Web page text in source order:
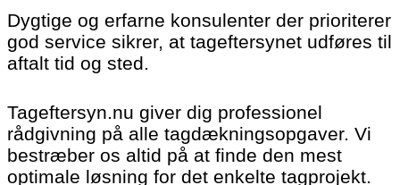
Dygtige og erfarne konsulenter der prioriterer
god service sikrer, at tageftersynet udføres til
aftalt tid og sted.
Tageftersyn.nu giver dig professionel
rådgivning på alle tagdækningsopgaver. Vi
bestræber os altid på at finde den mest
optimale løsning for det enkelte tagprojekt.